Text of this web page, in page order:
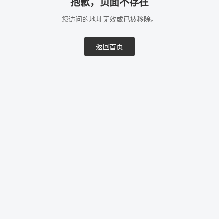
抱歉，页面不存在
您访问的地址无效或已被移除。
返回首页